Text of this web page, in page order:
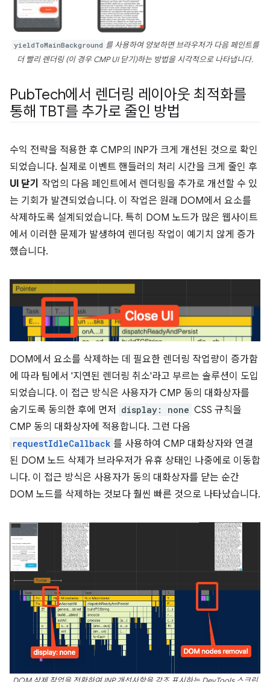
yieldToMainBackground 를 사용하여 양보하면 브라우저가 다음 페인트를
더 빨리 렌더링 (이 경우 CMP UI 닫기)하는 방법을 시각적으로 나타냅니다.
PubTech에서 렌더링 레이아웃 최적화를
통해 TBT를 추가로 줄인 방법
수익 전략을 적용한 후 CMP의 INP가 크게 개선된 것으로 확인
되었습니다. 실제로 이벤트 핸들러의 처리 시간을 크게 줄인 후
UI 닫기 작업의 다음 페인트에서 렌더링을 추가로 개선할 수 있
는 기회가 발견되었습니다. 이 작업은 원래 DOM에서 요소를
삭제하도록 설계되었습니다. 특히 DOM 노드가 많은 웹사이트
에서 이러한 문제가 발생하여 렌더링 작업이 예기치 않게 증가
했습니다.
DOM에서 요소를 삭제하는 데 필요한 렌더링 작업량이 증가함
에 따라 팀에서 '지연된 렌더링 취소'라고 부르는 솔루션이 도입
되었습니다. 이 접근 방식은 사용자가 CMP 동의 대화상자를
숨기도록 동의한 후에 먼저
display: none CSS 규칙을
CMP 동의 대화상자에 적용합니다. 그런 다음
requestIdleCallback 를 사용하여 CMP 대화상자와 연결
된 DOM 노드 삭제가 브라우저가 유휴 상태인 나중에로 이동합
니다. 이 접근 방식은 사용자가 동의 대화상자를 닫는 순간
DOM 노드를 삭제하는 것보다 훨씬 빠른 것으로 나타났습니다.